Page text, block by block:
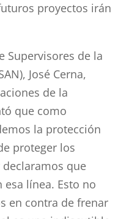
proyectos irán
Supervisores de la
José Cerna,
de la
que como
la protección
proteger los
declaramos que
línea. Esto no
en contra de frenar